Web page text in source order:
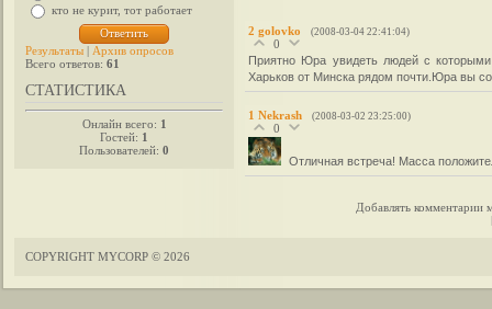
кто не курит, тот работает
Результаты | Архив опросов
Всего ответов: 61
СТАТИСТИКА
Онлайн всего: 1
Гостей: 1
Пользователей: 0
2 golovko (2008-03-04 22:41:04)
0
Приятно Юра увидеть людей с
Харьков от Минска рядом почти.Юра вы
1 Nekrash (2008-03-02 23:25:00)
0
Отличная встреча! Масса
Добавлять комментарии
COPYRIGHT MYCORP © 2026